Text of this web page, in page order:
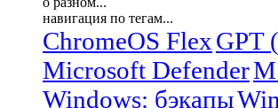
навигация по тегам...
ChromeOS FlexGPT
Microsoft Defender
Windows: бэкапы